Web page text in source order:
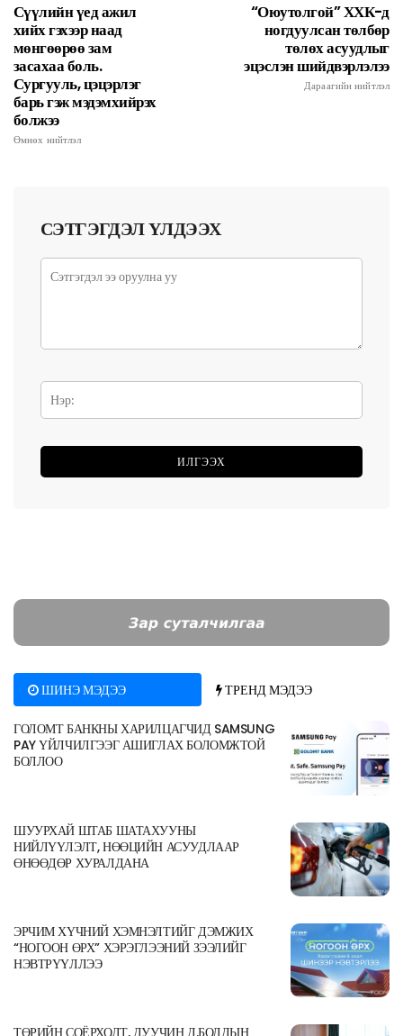
Сүүлийн үед ажил
хийх гэхээр наад
мөнгөөрөө зам
засахаа боль.
Сургууль, цэцэрлэг
барь гэж мэдэмхийрэх
болжээ
Өмнөх нийтлэл
“Оюутолгой” ХХК-д
ногдуулсан төлбөр
төлөх асуудлыг
эцэслэн шийдвэрлэлээ
Дараагийн нийтлэл
СЭТГЭГДЭЛ ҮЛДЭЭХ
ШИНЭ МЭДЭЭ ТРЕНД МЭДЭЭ
ГОЛОМТ БАНКНЫ ХАРИЛЦАГЧИД SAMSUNG
PAY ҮЙЛЧИЛГЭЭГ АШИГЛАХ БОЛОМЖТОЙ
БОЛЛОО
ШУУРХАЙ ШТАБ ШАТАХУУНЫ
НИЙЛҮҮЛЭЛТ, НӨӨЦИЙН АСУУДЛААР
ӨНӨӨДӨР ХУРАЛДАНА
ЭРЧИМ ХҮЧНИЙ ХЭМНЭЛТИЙГ ДЭМЖИХ
“НОГООН ӨРХ” ХЭРЭГЛЭЭНИЙ ЗЭЭЛИЙГ
НЭВТРҮҮЛЛЭЭ
ТӨРИЙН СОЁРХОЛТ, ДУУЧИН Д.БОЛДЫН